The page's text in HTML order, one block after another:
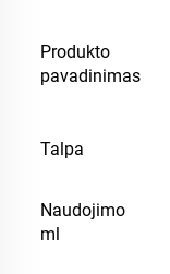
Produkto
pavadinimas
Talpa
Naudojimo
ml